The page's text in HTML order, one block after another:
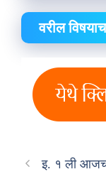
वरील
इ. १ ली